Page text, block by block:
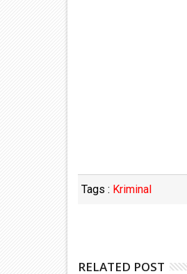
Tags : Kriminal
RELATED POST